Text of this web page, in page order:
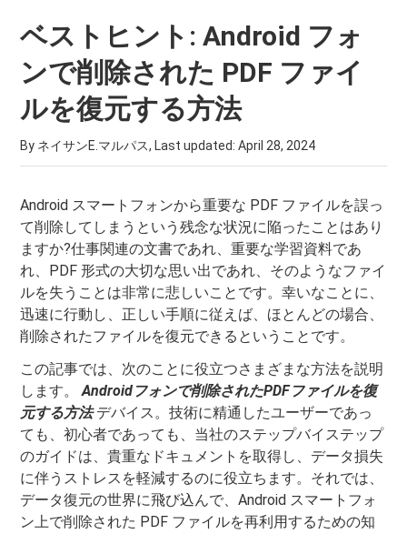
ベストヒント: Android フォ
ンで削除された PDF ファイ
ルを復元する方法
By ネイサンE.マルパス, Last updated:April 28, 2024
Android スマートフォンから重要な PDF ファイルを誤っ
て削除してしまうという残念な状況に陥ったことはあり
ますか?仕事関連の文書であれ、重要な学習資料であ
れ、PDF 形式の大切な思い出であれ、そのようなファイ
ルを失うことは非常に悲しいことです。幸いなことに、
迅速に行動し、正しい手順に従えば、ほとんどの場合、
削除されたファイルを復元できるということです。
この記事では、次のことに役立つさまざまな方法を説明
します。Androidフォンで削除されたPDFファイルを復
元する方法デバイス。技術に精通したユーザーであっ
ても、初心者であっても、当社のステップバイステップ
のガイドは、貴重なドキュメントを取得し、データ損失
に伴うストレスを軽減するのに役立ちます。それでは、
データ復元の世界に飛び込んで、Android スマートフォ
ン上で削除された PDF ファイルを再利用するための知